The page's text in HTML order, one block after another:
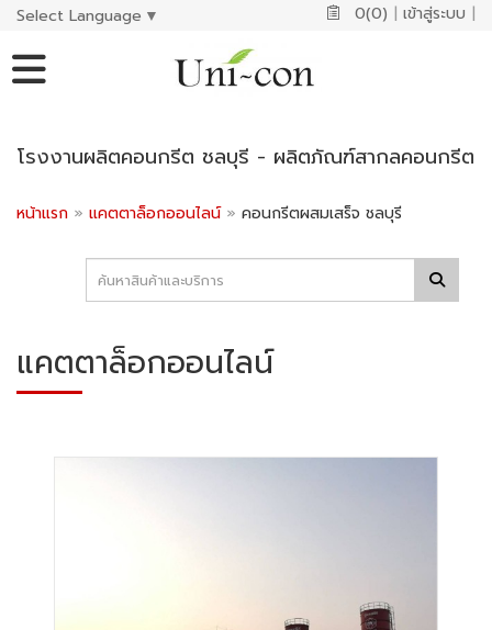
Select Language ▼ 0(0) | เข้าสู่ระบบ |
โรงงานผลิตคอนกรีต ชลบุรี - ผลิตภัณฑ์สากลคอนกรีต
หน้าแรก » แคตตาล็อกออนไลน์ » คอนกรีตผสมเสร็จ ชลบุรี
แคตตาล็อกออนไลน์